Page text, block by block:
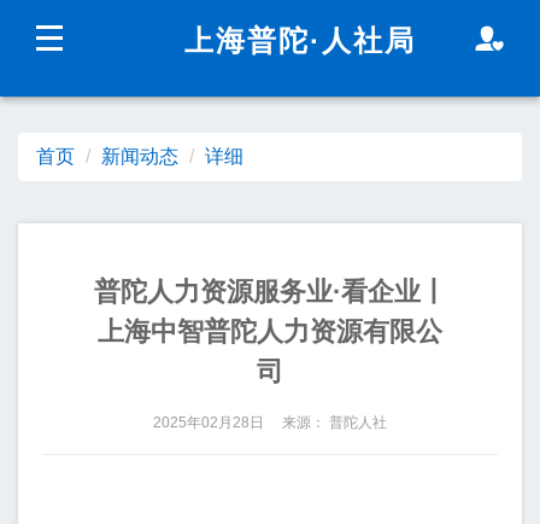
上海城市精神：
海纳百川
新闻动态 政务公开
上海普陀·人社局
首页 新闻动态 详细
普陀人力资源服务业·看企业丨
上海中智普陀人力资源有限公
司
2025年02月28日 来源： 普陀人社